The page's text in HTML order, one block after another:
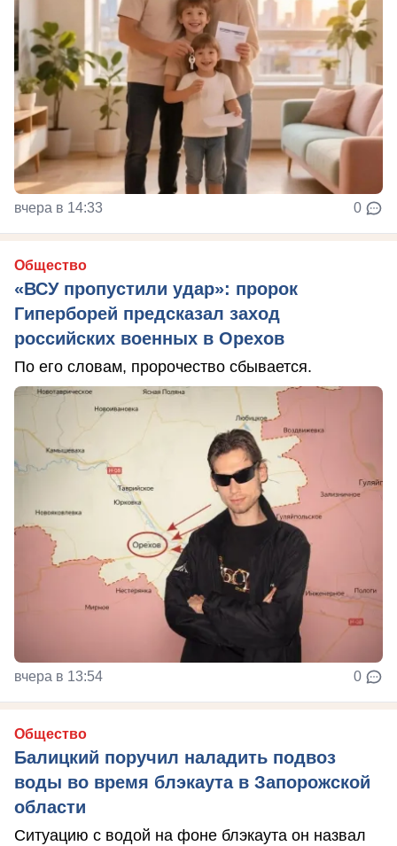
вчера в 14:33 0
Общество
«ВСУ пропустили удар»: пророк
Гиперборей предсказал заход
российских военных в Орехов
По его словам, пророчество сбывается.
вчера в 13:54 0
Общество
Балицкий поручил наладить подвоз
воды во время блэкаута в Запорожской
области
Ситуацию с водой на фоне блэкаута он назвал